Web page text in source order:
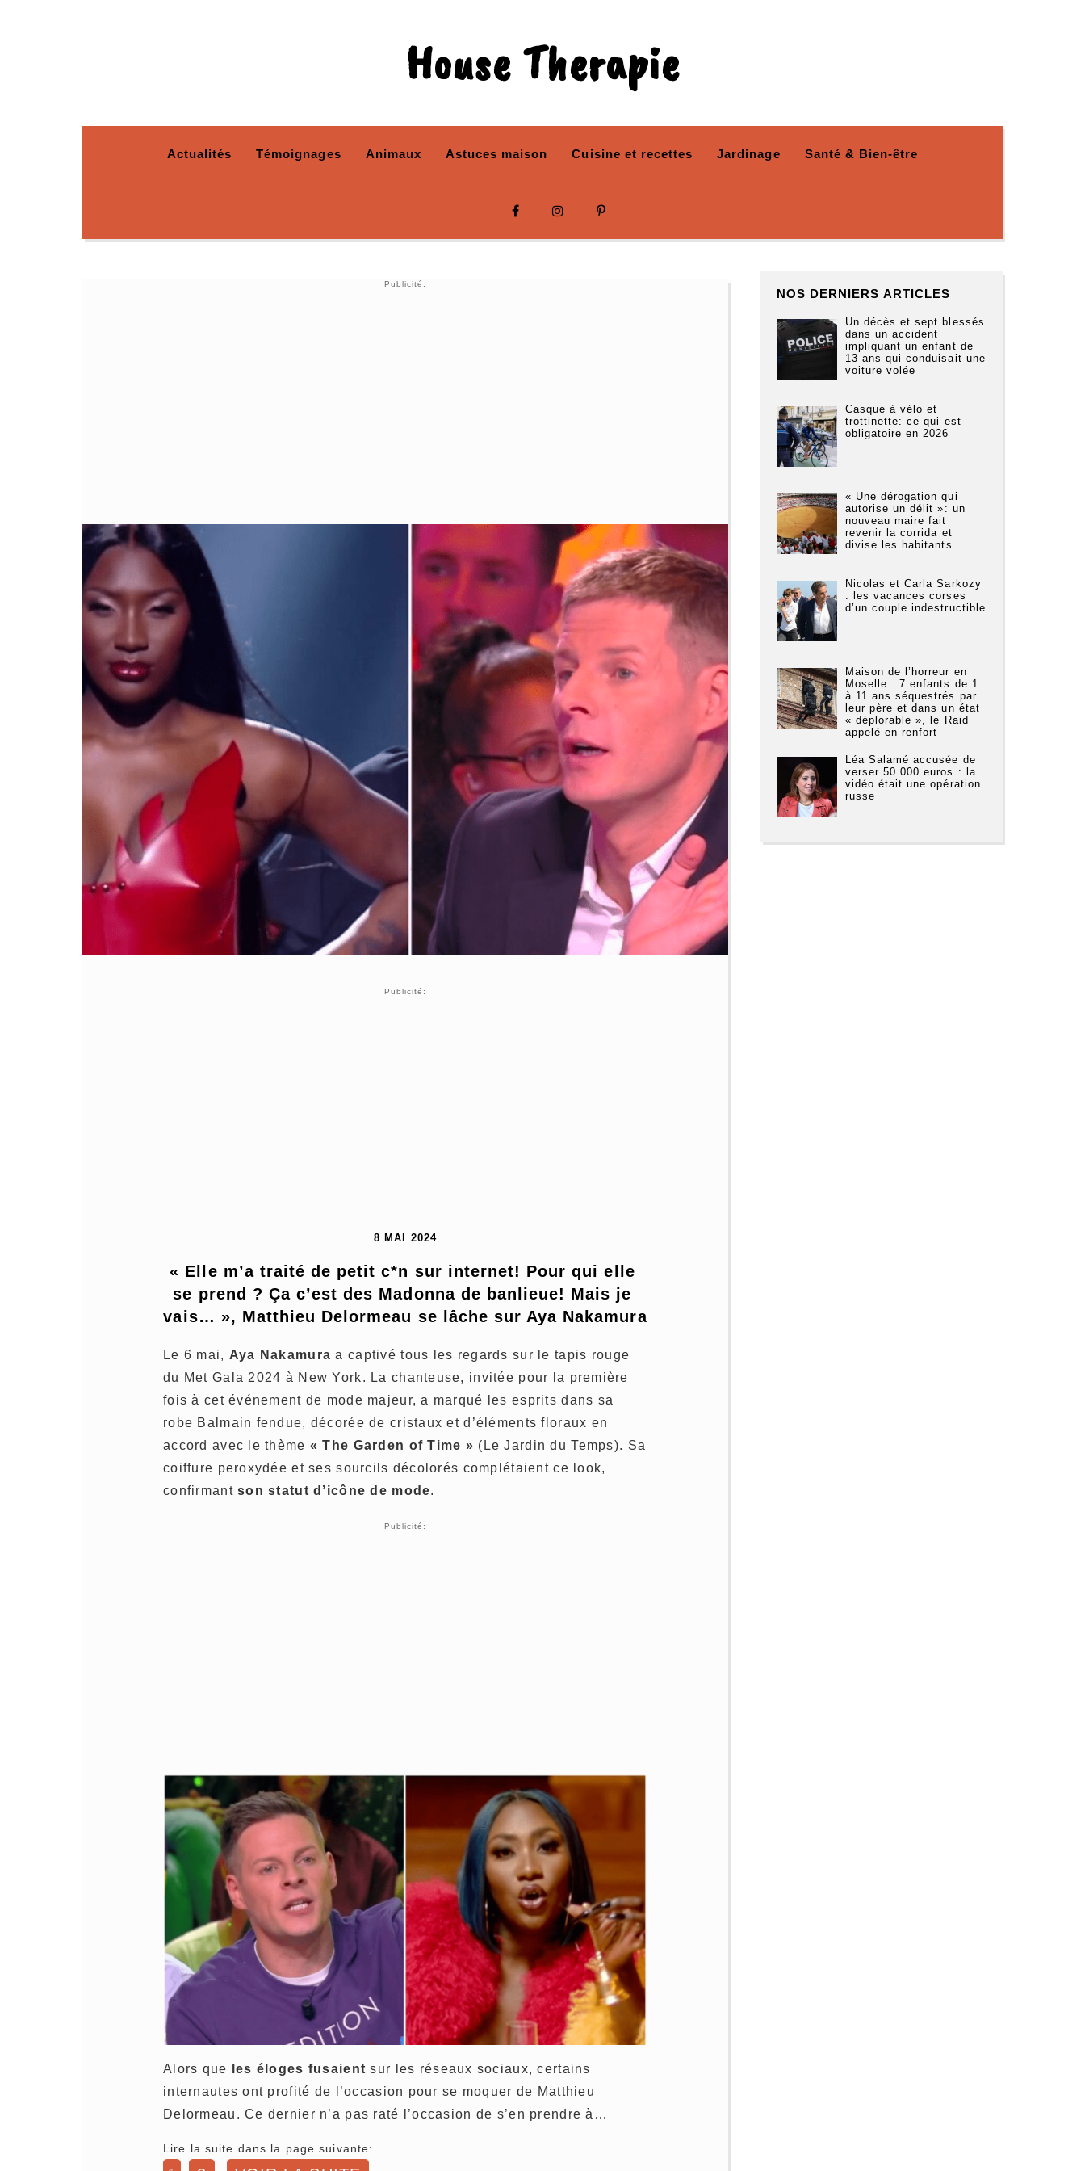
House Therapie
Actualités Témoignages Animaux Astuces maison Cuisine et recettes Jardinage Santé & Bien-être
Publicité:
Publicité:
8 MAI 2024
« Elle m’a traité de petit c*n sur internet! Pour qui elle
se prend ? Ça c’est des Madonna de banlieue! Mais je
vais… », Matthieu Delormeau se lâche sur Aya Nakamura
Le 6 mai, Aya Nakamura a captivé tous les regards sur le tapis rouge
du Met Gala 2024 à New York. La chanteuse, invitée pour la première
fois à cet événement de mode majeur, a marqué les esprits dans sa
robe Balmain fendue, décorée de cristaux et d’éléments floraux en
accord avec le thème « The Garden of Time » (Le Jardin du Temps). Sa
coiffure peroxydée et ses sourcils décolorés complétaient ce look,
confirmantson statut d’icône de mode.
Publicité:
Alors que les éloges fusaient sur les réseaux sociaux, certains
internautes ont profité de l’occasion pour se moquer de Matthieu
Delormeau. Ce dernier n’a pas raté l’occasion de s’en prendre à…
Lire la suite dans la page suivante:
NOS DERNIERS ARTICLES
Un décès et sept blessés
dans un accident
impliquant un enfant de
13 ans qui conduisait une
voiture volée
Casque à vélo et
trottinette: ce qui est
obligatoire en 2026
« Une dérogation qui
autorise un délit »: un
nouveau maire fait
revenir la corrida et
divise les habitants
Nicolas et Carla Sarkozy
: les vacances corses
d’un couple indestructible
Maison de l’horreur en
Moselle : 7 enfants de 1
à 11 ans séquestrés par
leur père et dans un état
« déplorable », le Raid
appelé en renfort
Léa Salamé accusée de
verser 50 000 euros : la
vidéo était une opération
russe